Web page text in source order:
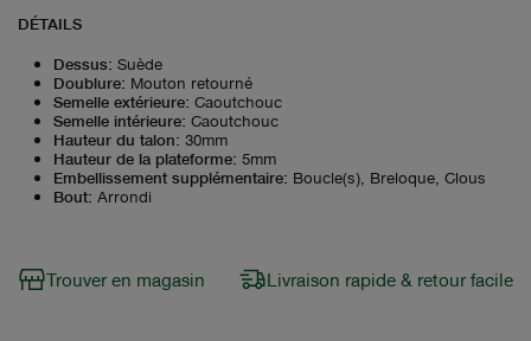
DÉTAILS
Dessus: Suède
Doublure: Mouton retourné
Semelle extérieure: Caoutchouc
Semelle intérieure: Caoutchouc
Hauteur du talon: 30mm
Hauteur de la plateforme: 5mm
Embellissement supplémentaire: Boucle(s), Breloque, Clous
Bout: Arrondi
Trouver en magasin Livraison rapide & retour facile